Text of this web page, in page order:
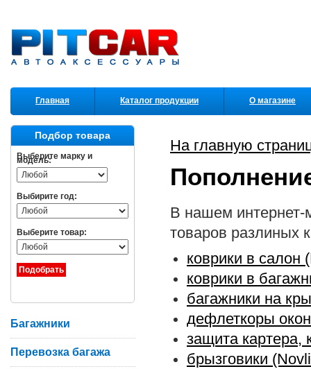
На главную
В нашем интернет-
товаров разлиных
коврики в салон
коврики в
багажники на
дефлеткоры
защита картера,
брызговики
Главная Каталог продукции О магазине
Партнеры
Подбор товара
Выберите марку и
модель:
Выбирите год:
Выберите товар:
Багажники
Перевозка багажа